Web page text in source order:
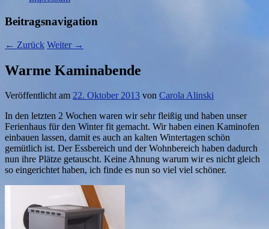
Beitragsnavigation
← Zurück Weiter →
Warme Kaminabende
Veröffentlicht am 22. Oktober 2013 von Carola Alinski
In den letzten 2 Wochen waren wir sehr fleißig und haben unser
Ferienhaus für den Winter fit gemacht. Wir haben einen Kaminofen
einbauen lassen, damit es auch an kalten Wintertagen schön
gemütlich ist. Der Essbereich und der Wohnbereich haben dadurch
nun ihre Plätze getauscht. Keine Ahnung warum wir es nicht gleich
so eingerichtet haben, ich finde es nun so viel viel schöner.